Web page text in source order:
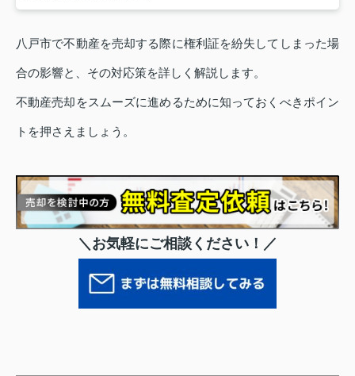
八戸市で不動産を売却する際に権利証を紛失してしまった場
合の影響と、その対応策を詳しく解説します。
不動産売却をスムーズに進めるために知っておくべきポイン
トを押さえましょう。
＼お気軽にご相談ください！／